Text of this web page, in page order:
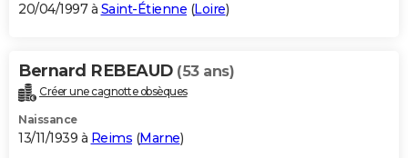
20/04/1997 à Saint-Étienne (Loire)
Bernard REBEAUD (53 ans)
Créer une cagnotte obsèques
Naissance
13/11/1939 à Reims (Marne)